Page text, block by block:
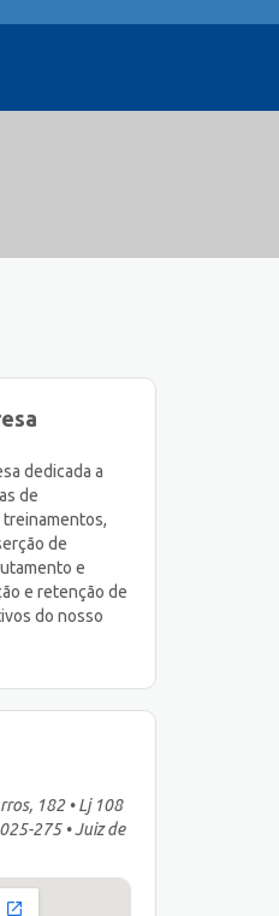
dedicada a
de
de
e
e retenção de
do nosso
182 • Lj 108
275 • Juiz de